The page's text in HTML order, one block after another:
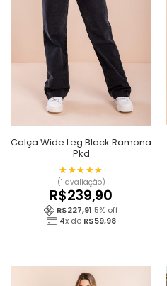
Calça Wide Leg Black Ramona
Pkd
R$239,90
★★★★★
★★★★★
(1 avaliação)
R$227,91 5% off
4x de R$59,98